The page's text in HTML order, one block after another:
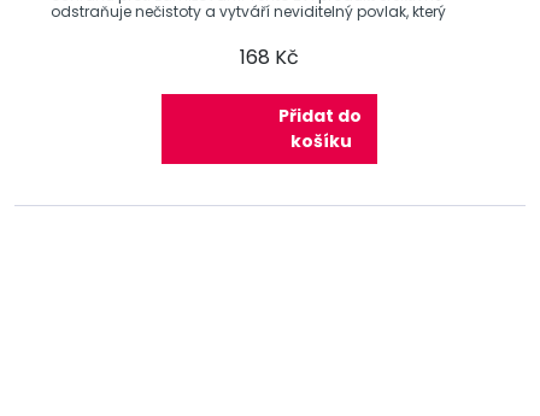
odstraňuje nečistoty a vytváří neviditelný povlak, který
168 Kč
Přidat do
košíku